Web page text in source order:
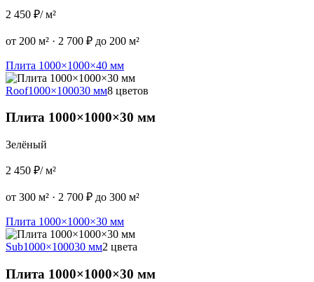
2 450 ₽/ м²
от 200 м² · 2 700 ₽ до 200 м²
Плита 1000×1000×40 мм
Roof1000×100030 мм8 цветов
Плита 1000×1000×30 мм
Зелёный
2 450 ₽/ м²
от 300 м² · 2 700 ₽ до 300 м²
Плита 1000×1000×30 мм
Sub1000×100030 мм2 цвета
Плита 1000×1000×30 мм